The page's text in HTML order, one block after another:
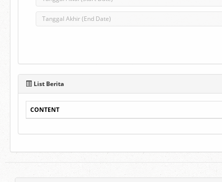
List Berita
CONTENT